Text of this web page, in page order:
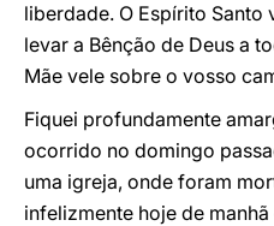
liberdade. O Espírito
levar a Bênção de Deus a
Mãe vele sobre o vosso
Fiquei profundamente
ocorrido no domingo
uma igreja, onde foram
infelizmente hoje de